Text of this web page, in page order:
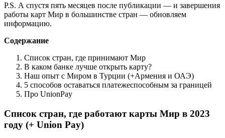
P.S. А спустя пять месяцев после публикации — и завершения
работы карт Мир в большинстве стран — обновляем
информацию.
Содержание
Список стран, где принимают Мир
В каком банке лучше открыть карту?
Наш опыт с Миром в Турции (+Армения и ОАЭ)
5 способов оставаться платежеспособным за границей
Про UnionPay
Список стран, где работают карты Мир в 2023
году (+ Union Pay)